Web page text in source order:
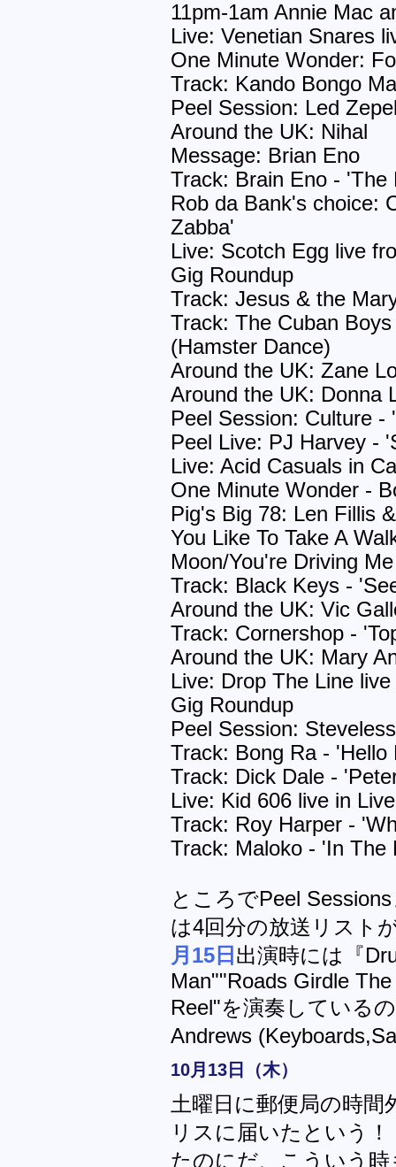
11pm-1am Annie Mac
Live: Venetian Snares
One Minute Wonder:
Track: Kando Bongo
Peel Session: Led
Around the UK: Nihal
Message: Brian Eno
Track: Brain Eno - 'The
Rob da Bank's choice:
Zabba'
Live: Scotch Egg live
Gig Roundup
Track: Jesus & the
Track: The Cuban
(Hamster Dance)
Around the UK: Zane
Around the UK: Donna
Peel Session: Culture -
Peel Live: PJ Harvey -
Live: Acid Casuals in
One Minute Wonder -
Pig's Big 78: Len Fillis
You Like To Take A
Moon/You're Driving
Track: Black Keys -
Around the UK: Vic
Track: Cornershop -
Around the UK: Mary
Live: Drop The Line
Gig Roundup
Peel Session:
Track: Bong Ra -
Track: Dick Dale -
Live: Kid 606 live in
Track: Roy Harper -
Track: Maloko - 'In The
ところでPeel
は4回分の放送リスト
月15日 出演時には『
Man""Roads Girdle
Reel"を演奏している
Andrews
10月13日（木）
土曜日に郵便局の時
リスに届いたという
たのにだ、こういう